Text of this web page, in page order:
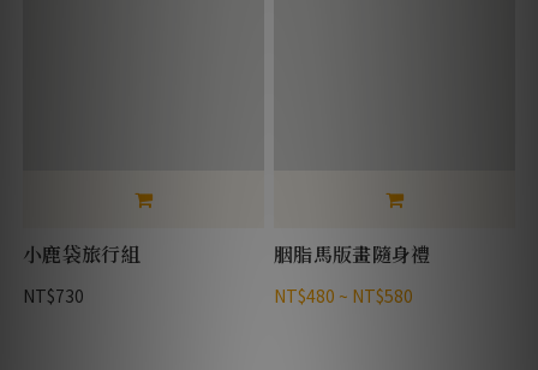
小鹿袋旅行組
NT$730
胭脂馬版畫隨身禮
NT$480 ~ NT$580